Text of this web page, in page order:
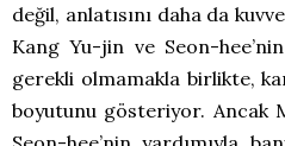
değil, anlatısını daha da
Kang Yu-jin ve Seon-
gerekli olmamakla birlikte,
boyutunu gösteriyor. Ancak